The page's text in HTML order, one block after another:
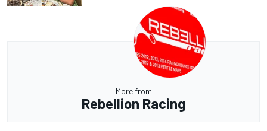
More from
Rebellion Racing